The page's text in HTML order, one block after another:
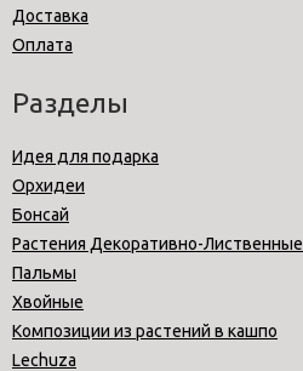
Доставка
Оплата
Разделы
Идея для подарка
Орхидеи
Бонсай
Растения Декоративно-Лиственные
Пальмы
Хвойные
Композиции из растений в кашпо
Lechuza